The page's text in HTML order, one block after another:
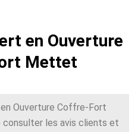
en Ouverture
Mettet
Ouverture Coffre-Fort
les avis clients et